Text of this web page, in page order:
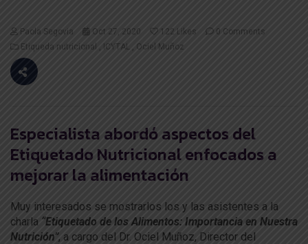
Paola Segovia Oct 27, 2020 122 Likes
0 Comments
Etiqueda nutricional
ICYTAL Ociel Muñoz
Especialista abordó aspectos del
Etiquetado Nutricional enfocados a
mejorar la alimentación
Muy interesados se mostrarlos los y las asistentes a la
charla “Etiquetado de los Alimentos: Importancia en Nuestra
Nutrición”, a cargo del Dr. Ociel Muñoz, Director del